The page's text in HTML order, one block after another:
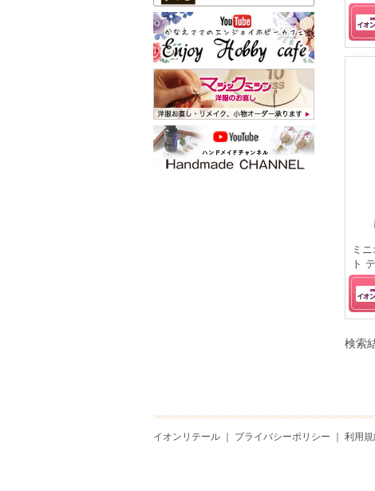
ミ
ト
検索
イオンリテール ｜ プライバシーポリシー ｜ 利用